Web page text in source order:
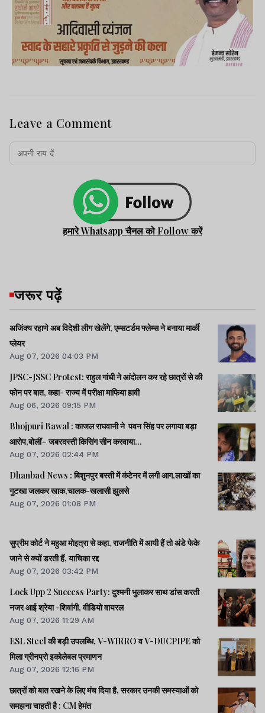
Leave a Comment
हमारे Whatsapp चैनल को Follow करें
जरूर पढ़ें
अजिंक्य रहाणे अब विदेशी लीग खेलेंगे, एम्सटर्डम फ्लेम्स ने बनाया मार्की
प्लेयर
Aug 07, 2026 04:03 PM
JPSC-JSSC Protest: राहुल गांधी ने आंदोलन कर रहे छात्रों से की
फोन पर बात, कहा- राज्य में परीक्षा माफिया हावी
Aug 06, 2026 09:15 PM
Bhojpuri Bawal : काजल राघवानी ने पवन सिंह पर लगाया बड़ा
आरोप,बोलीं– जबरदस्ती किसिंग सीन करवाया...
Aug 07, 2026 02:44 PM
Dhanbad News : बिशुनपुर बस्ती में कंटेनर में लगी आग,लाखों का
गुटखा जलकर खाक,चालक-खलासी झुलसे
Aug 07, 2026 01:08 PM
सुप्रीम कोर्ट ने महुआ मोइत्रा से कहा, राजनीति में आयी हैं तो अंडे फेके
जाने से क्यों डरती हैं, याचिका रद्द
Aug 07, 2026 03:42 PM
Lock Upp 2 Success Party: दुश्मनी भुलाकर साथ डांस करती
नजर आई श्रेया -शिवांगी, वीडियो वायरल
Aug 07, 2026 11:29 AM
ESL Steel की बड़ी उपलब्धि, V-WIRRO व V-DUCPIPE को
मिला ग्रीनप्रो इकोलेबल प्रमाणन
Aug 07, 2026 12:16 PM
छात्रों को बात रखने के लिए मंच दिया है, सरकार उनकी समस्याओं को
समझना चाहती है : CM हेमंत